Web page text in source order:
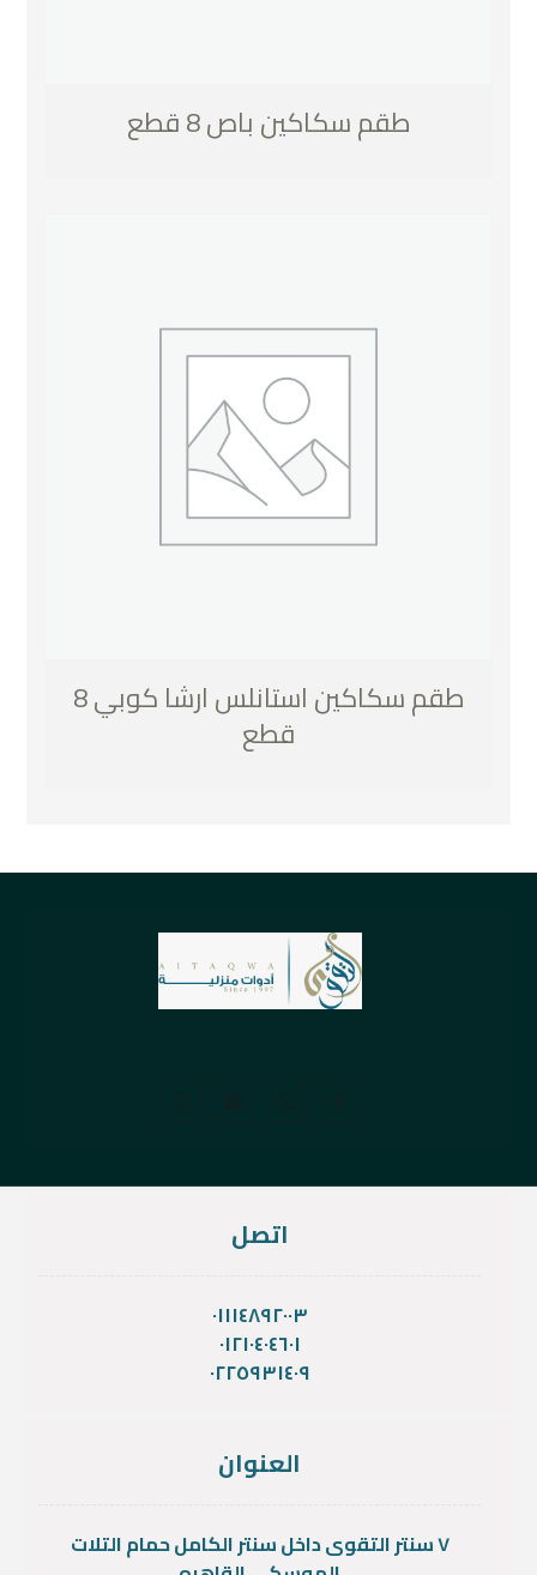
طقم سكاكين باص 8 قطع
طقم سكاكين استانلس ارشا كوبي 8
قطع
اتصل
٠١١١٤٨٩٢٠٠٣
٠١٢١٠٤٠٤٦٠١
٠٢٢٥٩٣١٤٠٩
العنوان
٧ سنتر التقوى داخل سنتر الكامل حمام التلات